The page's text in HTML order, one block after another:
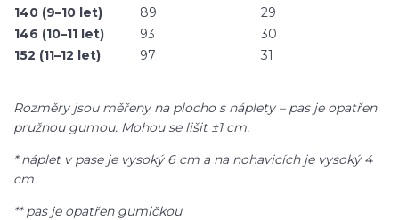
140 (9–10 let)
89
29
146 (10–11 let)
93
30
152 (11–12 let)
97 31
Rozměry jsou měřeny na plocho s náplety – pas je opatřen
pružnou gumou. Mohou se lišit ±1 cm.
* náplet v pase je vysoký 6 cm a na nohavicích je vysoký 4
cm
** pas je opatřen gumičkou